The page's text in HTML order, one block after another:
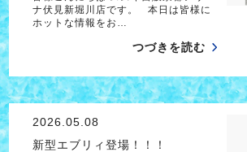
ナ伏見新堀川店です。 本日は皆様に
ホットな情報をお…
つづきを読む
2026.05.08
新型エブリィ登場！！！